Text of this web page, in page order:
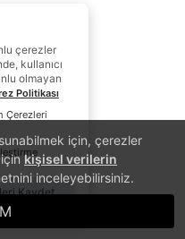
için, çerezler
kişisel verilerin
inceleyebilirsiniz.
çerezler
kullanıcı
olmayan
Politikası
Çerezleri
Kaydet